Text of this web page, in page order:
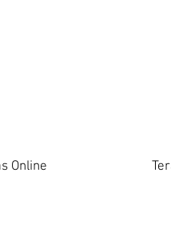
Online